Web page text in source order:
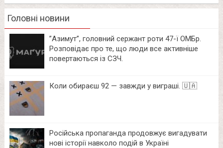
Головні новини
⁨”Азимут”, головний сержант роти 47-ї ОМБр.
Розповідає про те, що люди все активніше
повертаються із СЗЧ.
Коли обираєш 92 — завжди у виграші. 🇺🇦
Російська пропаганда продовжує вигадувати
нові історії навколо подій в Україні